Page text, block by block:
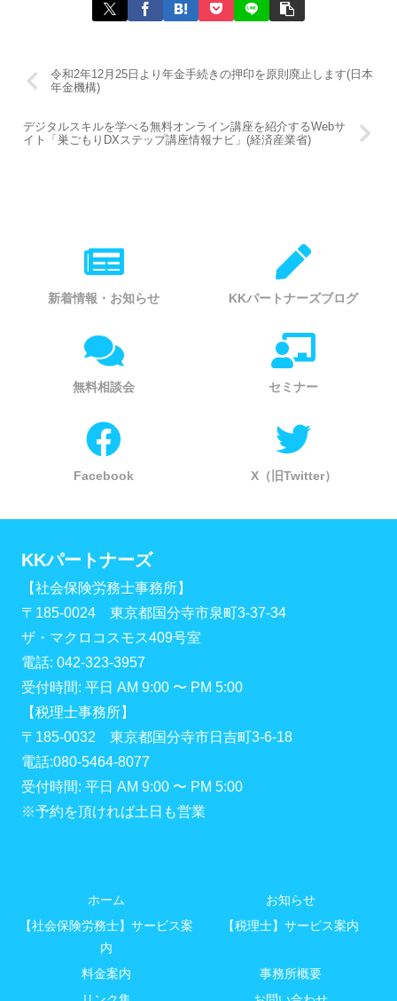
令和2年12月25日より年金手続きの押印を原則廃止します(日本
年金機構)
デジタルスキルを学べる無料オンライン講座を紹介するWebサ
イト「巣ごもりDXステップ講座情報ナビ」(経済産業省)
新着情報・お知らせ KKパートナーズブログ
無料相談会 セミナー
Facebook X（旧Twitter）
KKパートナーズ
【社会保険労務士事務所】
〒185-0024 東京都国分寺市泉町3-37-34
ザ・マクロコスモス409号室
電話: 042-323-3957
受付時間: 平日 AM 9:00 〜 PM 5:00
【税理士事務所】
〒185-0032 東京都国分寺市日吉町3-6-18
電話:080-5464-8077
受付時間: 平日 AM 9:00 〜 PM 5:00
※予約を頂ければ土日も営業
ホーム
お知らせ
【社会保険労務士】サービス案
内
【税理士】サービス案内
料金案内
事務所概要